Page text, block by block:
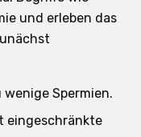
und erleben das
Spermien.
eingeschränkte